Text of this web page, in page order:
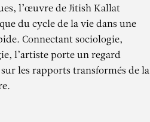
l’œuvre de Jitish Kallat
du cycle de la vie dans une
Connectant sociologie,
l’artiste porte un regard
les rapports transformés de la